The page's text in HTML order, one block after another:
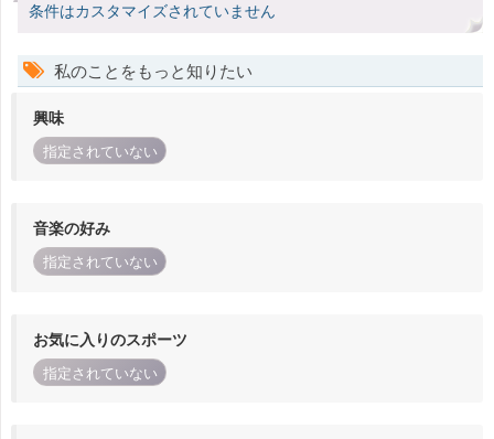
条件はカスタマイズされていません
私のことをもっと知りたい
興味
指定されていない
音楽の好み
指定されていない
お気に入りのスポーツ
指定されていない